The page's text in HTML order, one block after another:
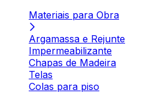
Materiais para Obra
Argamassa e Rejunte
Impermeabilizante
Chapas de Madeira
Telas
Colas para piso